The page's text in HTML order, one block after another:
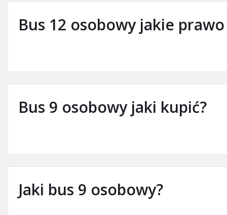
Bus 12 osobowy jakie
Bus 9 osobowy jaki kupić?
Jaki bus 9 osobowy?